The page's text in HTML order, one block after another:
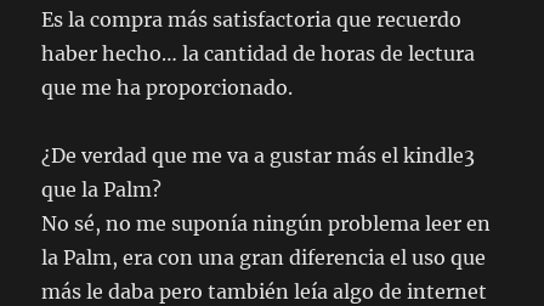
Es la compra más satisfactoria que recuerdo
haber hecho… la cantidad de horas de lectura
que me ha proporcionado.
¿De verdad que me va a gustar más el kindle3
que la Palm?
No sé, no me suponía ningún problema leer en
la Palm, era con una gran diferencia el uso que
más le daba pero también leía algo de internet